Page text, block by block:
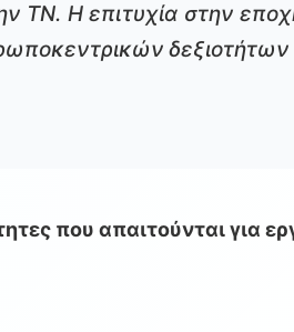
ΤΝ. Η επιτυχία στην
δεξιοτήτων
που απαιτούνται για